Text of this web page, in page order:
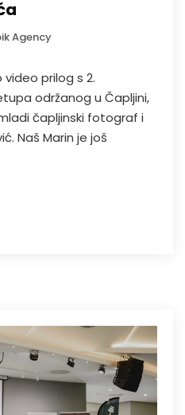
Agency
prilog s 2.
održanog u Čapljini,
čapljinski fotograf i
Naš Marin je još